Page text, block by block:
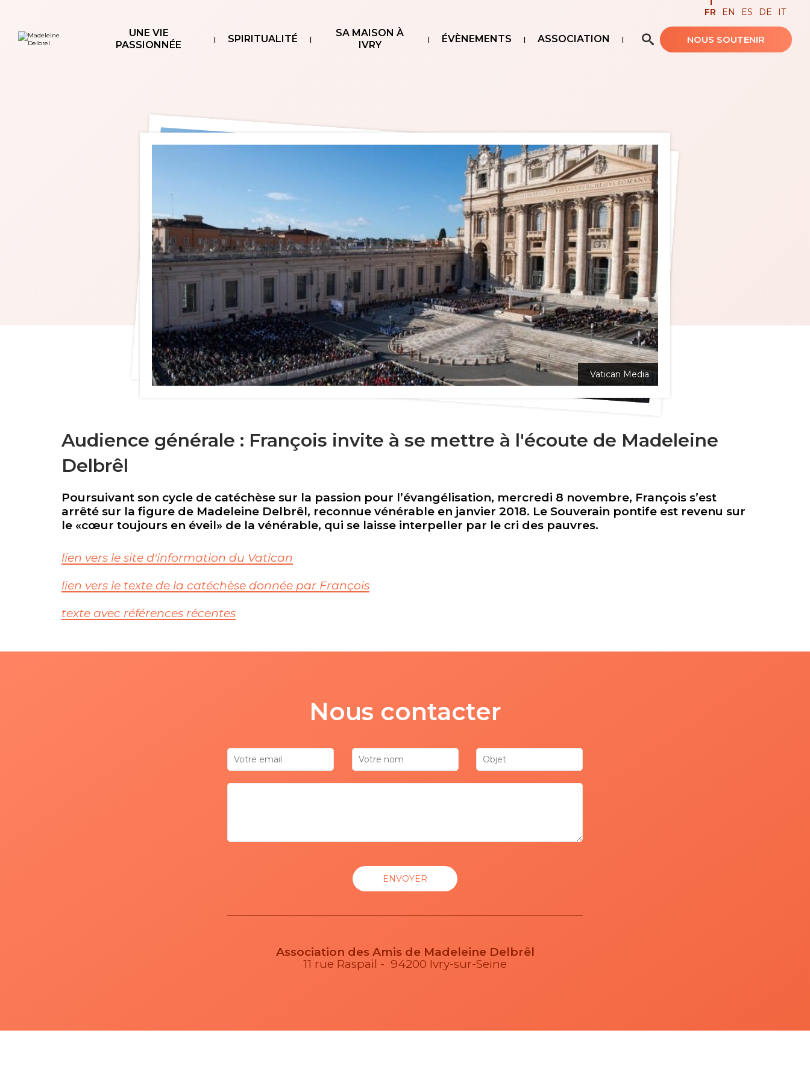
UNE VIE
PASSIONNÉE
SPIRITUALITÉ
SA MAISON À
IVRY
ÉVÈNEMENTS ASSOCIATION Recherche avancée…
FR EN ES DE IT
NOUS SOUTENIR
Vatican Media
Vatican Media
Audience générale : François invite à se mettre à l'écoute de Madeleine
Delbrêl
Poursuivant son cycle de catéchèse sur la passion pour l’évangélisation, mercredi 8 novembre, François s’est
arrêté sur la figure de Madeleine Delbrêl, reconnue vénérable en janvier 2018. Le Souverain pontife est revenu sur
le «cœur toujours en éveil» de la vénérable, qui se laisse interpeller par le cri des pauvres.
lien vers le site d'information du Vatican
lien vers le texte de la catéchèse donnée par François
texte avec références récentes
Nous contacter
Association des Amis de Madeleine Delbrêl
11 rue Raspail - 94200 Ivry-sur-Seine